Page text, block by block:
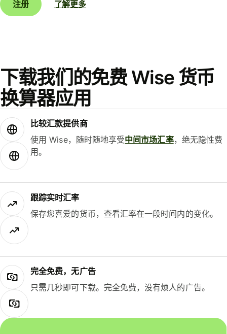
注册 了解更多
下载我们的免费 Wise 货币
换算器应用
比较汇款提供商
使用 Wise，随时随地享受中间市场汇率，绝无隐性费
用。
跟踪实时汇率
保存您喜爱的货币，查看汇率在一段时间内的变化。
完全免费，无广告
只需几秒即可下载。完全免费，没有烦人的广告。